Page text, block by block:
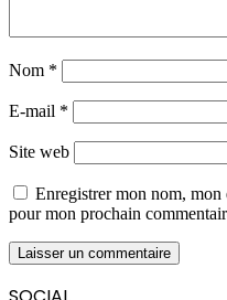
Nom *
E-mail *
Site web
Enregistrer mon nom, mon
pour mon prochain